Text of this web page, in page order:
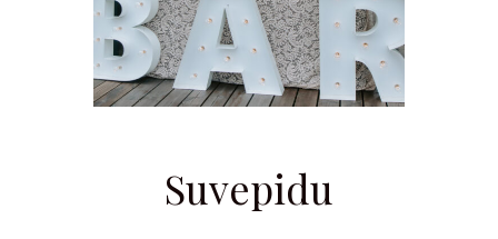
Suvepidu